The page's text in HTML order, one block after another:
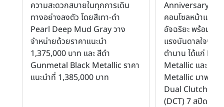
ความสะดวกสบายในทุกการเดิน
ทางอย่างลงตัว โดยสีเทา-ดำ
Pearl Deep Mud Gray วาง
จำหน่ายด้วยราคาแนะนำ
1,375,000 บาท และ สีดำ
Gunmetal Black Metallic ราคา
แนะนำที่ 1,385,000 บาท
Anniversary สีท
คอนโซลหน้าและ
อัจฉริยะ พร้อมสอ
แรงบันดาลใจจาก
ตำนาน ได้แก่
Metallic และ
Metallic มาพร้อม
Dual Clutch
(DCT) 7 สปีด แล